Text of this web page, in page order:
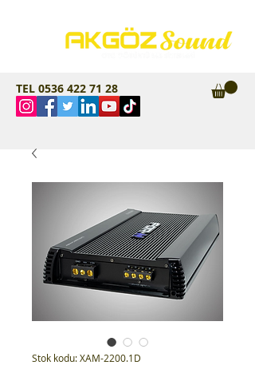
TEL 0536 422 71 28
Stok kodu: XAM-2200.1D